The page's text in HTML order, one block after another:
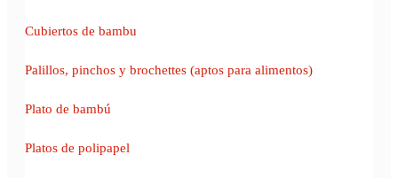
Cubiertos de bambu
Palillos, pinchos y brochettes (aptos para alimentos)
Plato de bambú
Platos de polipapel